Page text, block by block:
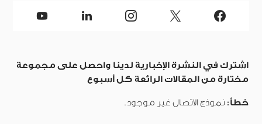
اشترك في النشرة الإخبارية لدينا واحصل على مجموعة
مختارة من المقالات الرائعة كل أسبوع
خطأ: نموذج الاتصال غير موجود.